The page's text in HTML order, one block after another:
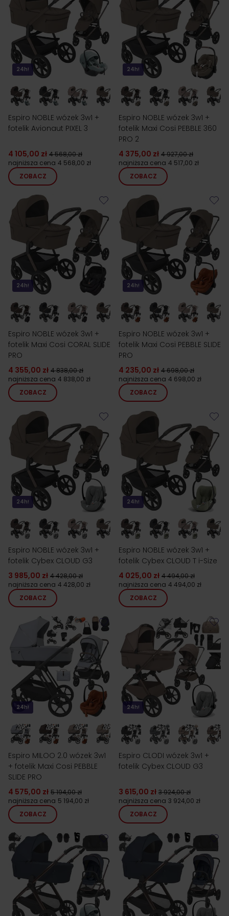
24h!
Espiro NOBLE wózek 3w1 +
fotelik Avionaut PIXEL 3
4 105,00 zł 4 568,00 zł
najniższa cena 4 568,00 zł
ZOBACZ
24h!
Espiro NOBLE wózek 3w1 +
fotelik Maxi Cosi PEBBLE 360
PRO 2
4 375,00 zł 4 927,00 zł
najniższa cena 4 517,00 zł
ZOBACZ
24h!
Espiro NOBLE wózek 3w1 +
fotelik Maxi Cosi CORAL SLIDE
PRO
4 355,00 zł 4 838,00 zł
najniższa cena 4 838,00 zł
ZOBACZ
24h!
Espiro NOBLE wózek 3w1 +
fotelik Maxi Cosi PEBBLE SLIDE
PRO
4 235,00 zł 4 698,00 zł
najniższa cena 4 698,00 zł
ZOBACZ
24h!
Espiro NOBLE wózek 3w1 +
fotelik Cybex CLOUD G3
3 985,00 zł 4 428,00 zł
najniższa cena 4 428,00 zł
ZOBACZ
24h!
Espiro NOBLE wózek 3w1 +
fotelik Cybex CLOUD T i-Size
4 025,00 zł 4 494,00 zł
najniższa cena 4 494,00 zł
ZOBACZ
24h!
Espiro MILOO 2.0 wózek 3w1
+ fotelik Maxi Cosi PEBBLE
SLIDE PRO
4 575,00 zł 5 194,00 zł
najniższa cena 5 194,00 zł
ZOBACZ
24h!
Espiro CLODI wózek 3w1 +
fotelik Cybex CLOUD G3
3 615,00 zł 3 924,00 zł
najniższa cena 3 924,00 zł
ZOBACZ